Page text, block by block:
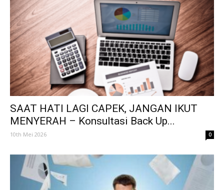
SAAT HATI LAGI CAPEK, JANGAN IKUT
MENYERAH – Konsultasi Back Up...
10th Mei 2026 0